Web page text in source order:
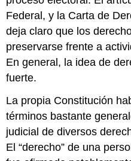
Federal, y la Carta de
deja claro que los
preservarse frente a
En general, la idea de
fuerte.
La propia Constitución
términos bastante
judicial de diversos
El “derecho” de una